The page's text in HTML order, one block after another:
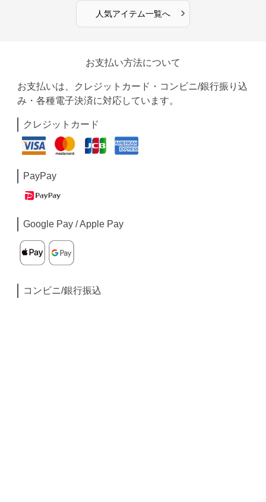
人気アイテム一覧へ ›
お支払い方法について
お支払いは、クレジットカード・コンビニ/銀行振り込
み・各種電子決済に対応しています。
クレジットカード
PayPay
Google Pay / Apple Pay
コンビニ/銀行振込